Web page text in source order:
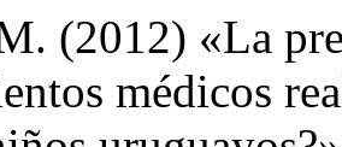
(2012) «La
médicos